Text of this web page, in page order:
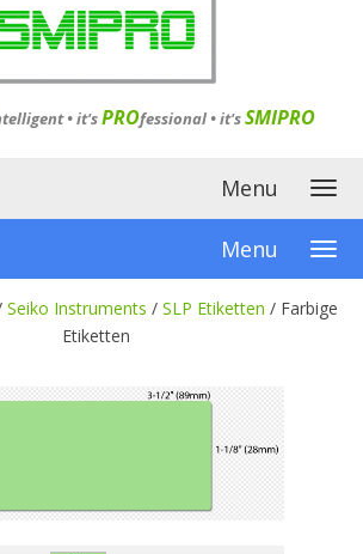
•it'sPROfessional •it'sSMIPRO
Menu
Menu
Seiko Instruments / SLP Etiketten / Farbige
Etiketten